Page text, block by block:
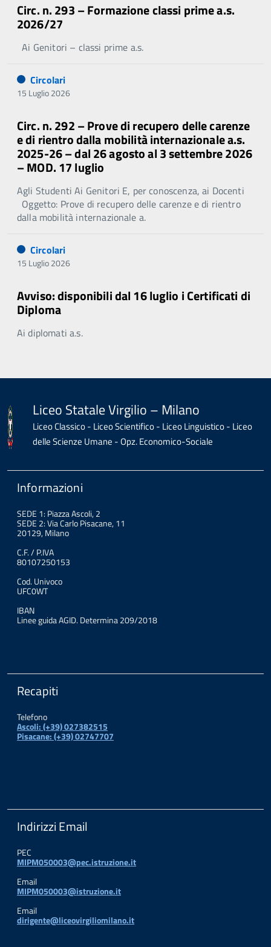
Circ. n. 293 – Formazione classi prime a.s.
2026/27
Ai Genitori – classi prime a.s.
Circolari
15 Luglio 2026
Circ. n. 292 – Prove di recupero delle carenze
e di rientro dalla mobilità internazionale a.s.
2025-26 – dal 26 agosto al 3 settembre 2026
– MOD. 17 luglio
Agli Studenti Ai Genitori E, per conoscenza, ai Docenti
Oggetto: Prove di recupero delle carenze e di rientro
dalla mobilità internazionale a.
Circolari
15 Luglio 2026
Avviso: disponibili dal 16 luglio i Certificati di
Diploma
Ai diplomati a.s.
Liceo Statale Virgilio – Milano
Liceo Classico - Liceo Scientifico - Liceo Linguistico - Liceo
delle Scienze Umane - Opz. Economico-Sociale
Informazioni
SEDE 1: Piazza Ascoli, 2
SEDE 2: Via Carlo Pisacane, 11
20129, Milano
C.F. / P.IVA
80107250153
Cod. Univoco
UFC0WT
IBAN
Linee guida AGID. Determina 209/2018
Recapiti
Telefono
Ascoli: (+39) 027382515
Pisacane: (+39) 02747707
Indirizzi Email
PEC
MIPM050003@pec.istruzione.it
Email
MIPM050003@istruzione.it
Email
dirigente@liceovirgiliomilano.it